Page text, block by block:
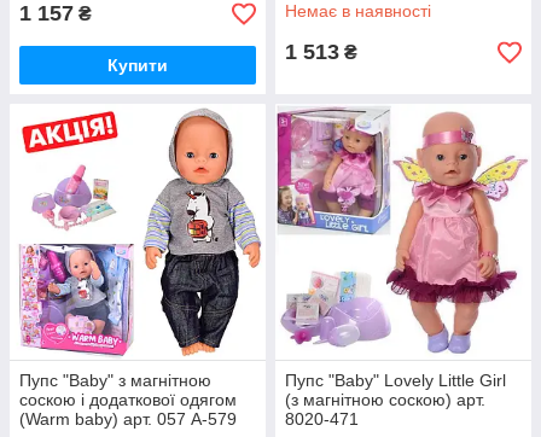
1 157 ₴
Купити
Немає в наявності
1 513 ₴
Пупс "Baby" з магнітною
соскою і додаткової одягом
(Warm baby) арт. 057 A-579
Пупс "Baby" Lovely Little Girl
(з магнітною соскою) арт.
8020-471